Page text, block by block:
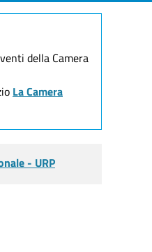
della Camera
La Camera
- URP